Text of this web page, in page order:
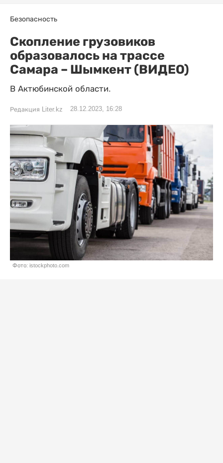
Безопасность
Скопление грузовиков
образовалось на трассе
Самара – Шымкент (ВИДЕО)
В Актюбинской области.
Редакция Liter.kz 28.12.2023, 16:28
Фото: istockphoto.com